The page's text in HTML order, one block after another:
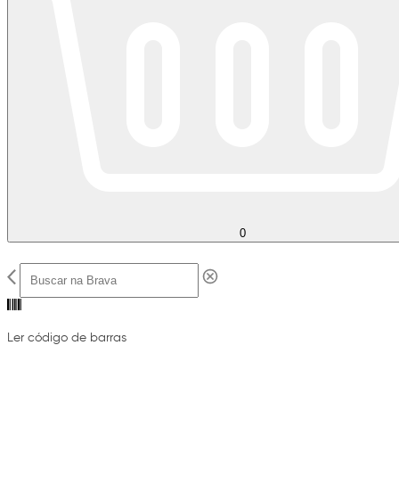
0
Ler código de barras